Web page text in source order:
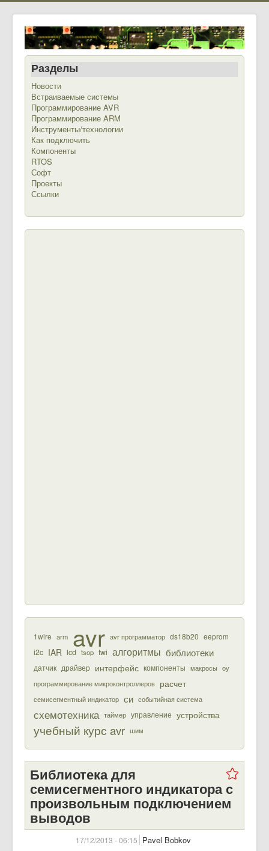
Разделы
Новости
Встраиваемые системы
Программирование AVR
Программирование ARM
Инструменты/технологии
Как подключить
Компоненты
RTOS
Софт
Проекты
Ссылки
1wire arm avr avr программатор ds18b20 eeprom
i2c IAR lcd tsop twi алгоритмы библиотеки
датчик драйвер интерфейс компоненты макросы оу
программирование микроконтроллеров расчет
семисегментный индикатор си событийная система
схемотехника таймер управление устройства
учебный курс avr шим
Библиотека для
семисегментного индикатора с
произвольным подключением
выводов
17/12/2013 - 06:15 Pavel Bobkov